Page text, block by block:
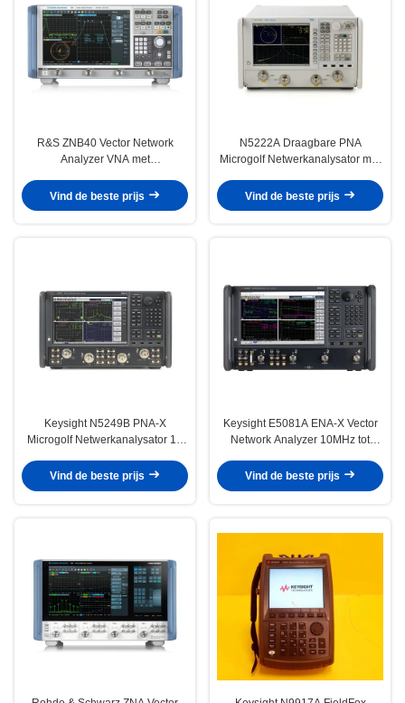
R&S ZNB40 Vector Network
Analyzer VNA met
GHz 140 dB Dynamisch bereik en
groot touchscreen
Vind de beste prijs
N5222A Draagbare PNA
Microgolf Netwerkanalysator met
Frequentiebereik en 132 dB
Dynamisch Bereik
Vind de beste prijs
Keysight N5249B PNA-X
Microgolf Netwerkanalysator 10
poorten en +13dBm
Vind de beste prijs
Keysight E5081A ENA-X Vector
Network Analyzer 10MHz tot
poorten
Vind de beste prijs